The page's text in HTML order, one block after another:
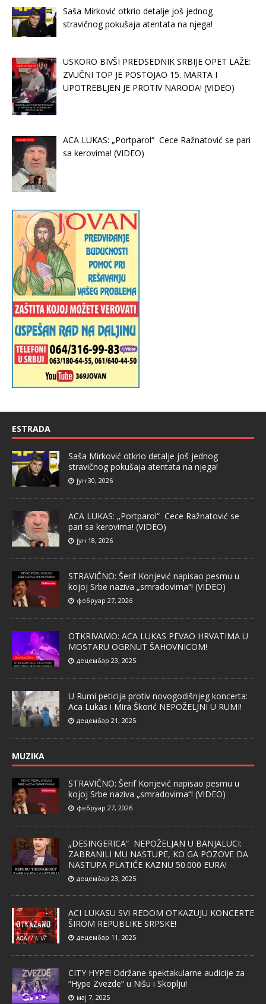
Saša Mirković otkrio detalje još jednog
stravičnog pokušaja atentata na njega!
USKORO BIVŠI PREDSEDNIK SRBIJE OPET LAŽE:
ZVUČNI TOP JE POSTOJAO 15. MARTA I
UPOTREBLJEN JE PROTIV NARODA! (VIDEO)
ACA LUKAS: „Portparol“ Cece Ražnatović se pari
sa kerovima! (VIDEO)
ESTRADA
Saša Mirković otkrio detalje još jednog
stravičnog pokušaja atentata na njega!
јун 30, 2026
ACA LUKAS: „Portparol“ Cece Ražnatović se
pari sa kerovima! (VIDEO)
јун 18, 2026
STRAVIČNO: Šerif Konjević napisao pesmu u
kojoj Srbe naziva „smradovima“! (VIDEO)
фебруар 27, 2026
OTKRIVAMO: ACA LUKAS PEVAO HRVATIMA U
MOSTARU OGRNUT ŠAHOVNICOM!
децембар 23, 2025
U Rumi peticija protiv novogodišnjeg koncerta:
Aca Lukas i Mira Škorić NEPOŽELJNI U RUMI!
децембар 21, 2025
MUZIKA
STRAVIČNO: Šerif Konjević napisao pesmu u
kojoj Srbe naziva „smradovima“! (VIDEO)
фебруар 27, 2026
„DESINGERICA“ NEPOŽELJAN U BANJALUCI:
ZABRANILI MU NASTUPE, KO GA POZOVE DA
NASTUPA PLATIĆE KAZNU 50.000 EURA!
децембар 23, 2025
ACI LUKASU SVI REDOM OTKAZUJU KONCERTE
ŠIROM REPUBLIKE SRPSKE!
децембар 11, 2025
CITY HYPE! Održane spektakularne audicije za
“Hype Zvezde” u Nišu i Skoplju!
мај 7, 2025